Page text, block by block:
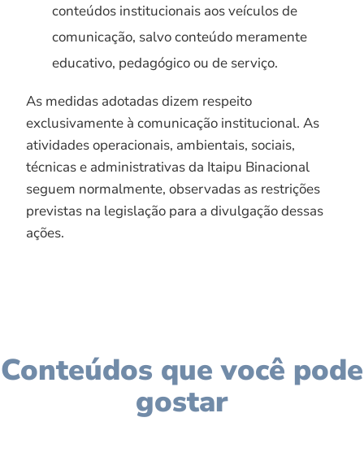
conteúdos institucionais aos veículos de
comunicação, salvo conteúdo meramente
educativo, pedagógico ou de serviço.
As medidas adotadas dizem respeito
exclusivamente à comunicação institucional. As
atividades operacionais, ambientais, sociais,
técnicas e administrativas da Itaipu Binacional
seguem normalmente, observadas as restrições
previstas na legislação para a divulgação dessas
ações.
Conteúdos que você pode
gostar